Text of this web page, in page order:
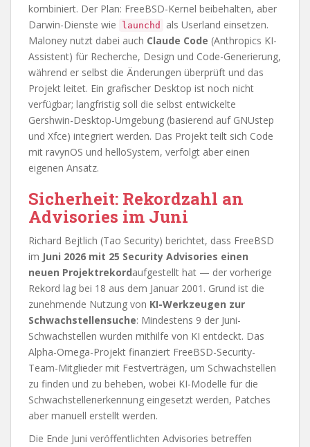
kombiniert. Der Plan: FreeBSD-Kernel beibehalten, aber
Darwin-Dienste wie
launchd
als Userland einsetzen.
Maloney nutzt dabei auch Claude Code (Anthropics KI-
Assistent) für Recherche, Design und Code-Generierung,
während er selbst die Änderungen überprüft und das
Projekt leitet. Ein grafischer Desktop ist noch nicht
verfügbar; langfristig soll die selbst entwickelte
Gershwin-Desktop-Umgebung (basierend auf GNUstep
und Xfce) integriert werden. Das Projekt teilt sich Code
mit ravynOS und helloSystem, verfolgt aber einen
eigenen Ansatz.
Sicherheit: Rekordzahl an
Advisories im Juni
Richard Bejtlich (Tao Security) berichtet, dass FreeBSD
im Juni 2026 mit 25 Security Advisories einen
neuen Projektrekordaufgestellt hat — der vorherige
Rekord lag bei 18 aus dem Januar 2001. Grund ist die
zunehmende Nutzung von KI-Werkzeugen zur
Schwachstellensuche: Mindestens 9 der Juni-
Schwachstellen wurden mithilfe von KI entdeckt. Das
Alpha-Omega-Projekt finanziert FreeBSD-Security-
Team-Mitglieder mit Festverträgen, um Schwachstellen
zu finden und zu beheben, wobei KI-Modelle für die
Schwachstellenerkennung eingesetzt werden, Patches
aber manuell erstellt werden.
Die Ende Juni veröffentlichten Advisories betreffen